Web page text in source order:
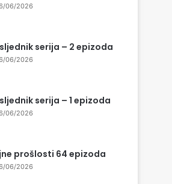
06/2026
serija – 2 epizoda
06/2026
serija – 1 epizoda
06/2026
prošlosti 64 epizoda
06/2026